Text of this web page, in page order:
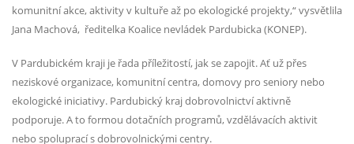
komunitní akce, aktivity v kultuře až po ekologické projekty,“ vysvětlila
Jana Machová, ředitelka Koalice nevládek Pardubicka (KONEP).
V Pardubickém kraji je řada příležitostí, jak se zapojit. Ať už přes
neziskové organizace, komunitní centra, domovy pro seniory nebo
ekologické iniciativy. Pardubický kraj dobrovolnictví aktivně
podporuje. A to formou dotačních programů, vzdělávacích aktivit
nebo spoluprací s dobrovolnickými centry.